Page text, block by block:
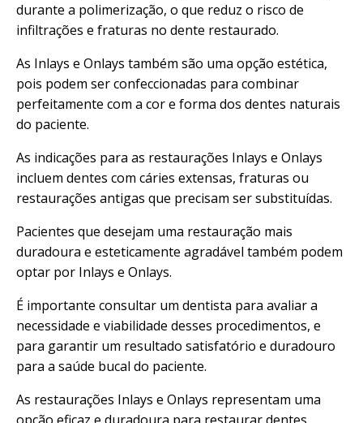
durante a polimerização, o que reduz o risco de
infiltrações e fraturas no dente restaurado.
As Inlays e Onlays também são uma opção estética,
pois podem ser confeccionadas para combinar
perfeitamente com a cor e forma dos dentes naturais
do paciente.
As indicações para as restaurações Inlays e Onlays
incluem dentes com cáries extensas, fraturas ou
restaurações antigas que precisam ser substituídas.
Pacientes que desejam uma restauração mais
duradoura e esteticamente agradável também podem
optar por Inlays e Onlays.
É importante consultar um dentista para avaliar a
necessidade e viabilidade desses procedimentos, e
para garantir um resultado satisfatório e duradouro
para a saúde bucal do paciente.
As restaurações Inlays e Onlays representam uma